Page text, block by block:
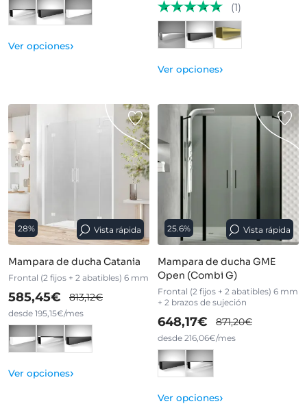
Ver opciones›
(1)
Ver opciones›
28% Vista rápida
Mampara de ducha Catania
Frontal (2 fijos + 2 abatibles) 6 mm
585,45€ 813,12€
desde 195,15€/mes
Ver opciones›
25.6% Vista rápida
Mampara de ducha GME
Open (Combi G)
Frontal (2 fijos + 2 abatibles) 6 mm
+ 2 brazos de sujeción
648,17€ 871,20€
desde 216,06€/mes
Ver opciones›